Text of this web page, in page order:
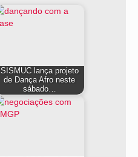
SISMUC lança projeto
de Dança Afro neste
sábado…